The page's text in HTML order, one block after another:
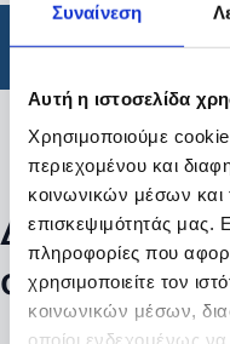
Συναίνεση
Αυτή η ιστοσελίδα
Χρησιμοποιούμε
περιεχομένου και
κοινωνικών μέσων και
επισκεψιμότητάς μας.
πληροφορίες που
χρησιμοποιείτε τον
κοινωνικών μέσων,
οποίοι ενδεχομένως
Φάρμακα /
Φίλτρα
Δεν